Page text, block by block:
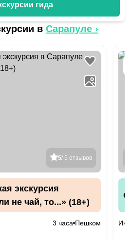
гида
в Сарапуле ›
5/ 5 отзывов
экскурсия
не чай, то...» (18+)
3 часа Пешком